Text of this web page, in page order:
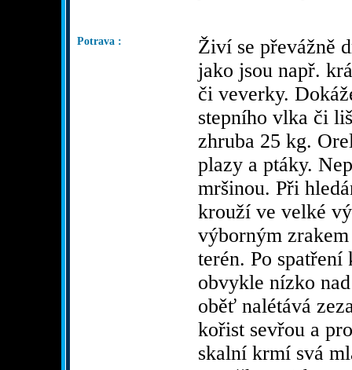
Potrava :
Živí se převážně
jako jsou např.
či veverky.
stepního vlka či
zhruba 25 kg.
plazy a ptáky.
mršinou. Při
krouží ve velké
výborným
terén. Po
obvykle nízko
oběť nalétává
kořist sevřou a
skalní krmí svá